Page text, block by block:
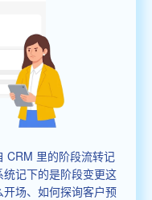
CRM 里的阶段流转记
记下的是阶段变更这
场、如何探询客户预